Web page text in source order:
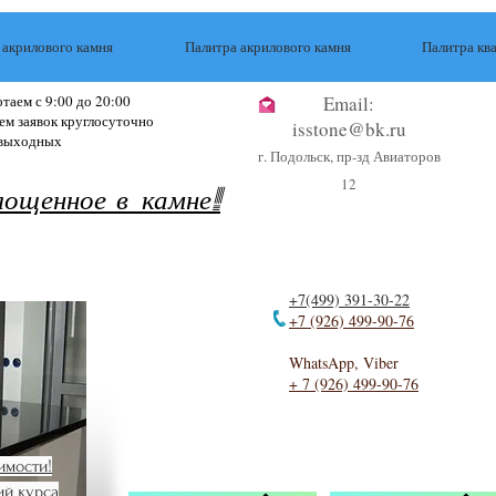
камня Палитра акрилового камня Палитра
и полировка
очень крепкий и надежный материал. Однако ничто не
ремонт акрилового камня. Например, может
царапины. Или же потребоваться полная переделка
поверхность с одной кухонной базы на другую и
камня, Вы значительно повышаете практичность и
в камне!
с 9:00 до 20:00
заявок круглосуточно
курса
Email:
isstone@bk.ru
г. Подольск, пр-зд Авиаторов
12
+7(499) 391-30-22
+7 (926) 499-90-76
WhatsApp, Viber
+ 7 (926) 499-90-76